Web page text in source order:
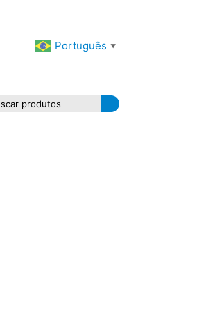
Português ▼